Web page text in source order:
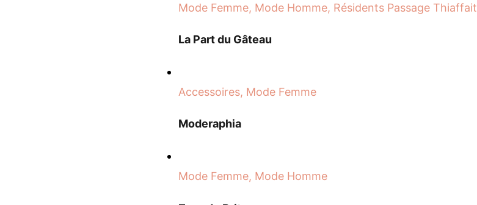
Mode Femme, Mode Homme, Résidents Passage Thiaffait
La Part du Gâteau
Accessoires, Mode Femme
Moderaphia
Mode Femme, Mode Homme